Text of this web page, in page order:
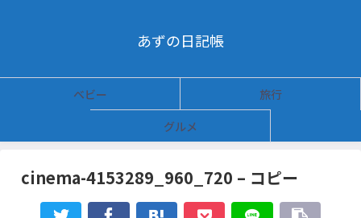
あずの日記帳
ベビー
旅行
グルメ
cinema-4153289_960_720 – コピー